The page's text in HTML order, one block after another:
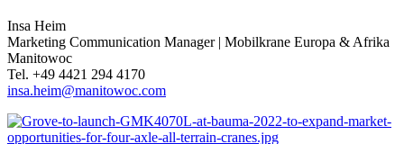
Insa Heim
Marketing Communication Manager | Mobilkrane Europa & Afrika
Manitowoc
Tel. +49 4421 294 4170
insa.heim@manitowoc.com